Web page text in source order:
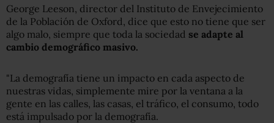
George Leeson, director del Instituto de Envejecimiento
de la Población de Oxford, dice que esto no tiene que ser
algo malo, siempre que toda la sociedad se adapte al
cambio demográfico masivo.
"La demografía tiene un impacto en cada aspecto de
nuestras vidas, simplemente mire por la ventana a la
gente en las calles, las casas, el tráfico, el consumo, todo
está impulsado por la demografía.